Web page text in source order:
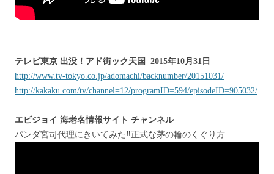
テレビ東京 出没！アド街ック天国 2015年10月31日
http://www.tv-tokyo.co.jp/adomachi/backnumber/20151031/
http://kakaku.com/tv/channel=12/programID=594/episodeID=905032/
エビジョイ 海老名情報サイト チャンネル
パンダ宮司代理にきいてみた‼︎正式な茅の輪のくぐり方